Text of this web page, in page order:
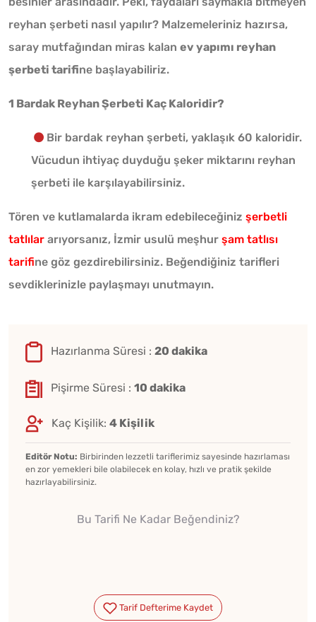
reyhan şerbeti nasıl yapılır? Malzemeleriniz hazırsa,
saray mutfağından miras kalan ev yapımı reyhan
şerbeti tarifine başlayabiliriz.
1 Bardak Reyhan Şerbeti Kaç Kaloridir?
Bir bardak reyhan şerbeti, yaklaşık 60 kaloridir.
Vücudun ihtiyaç duyduğu şeker miktarını reyhan
şerbeti ile karşılayabilirsiniz.
Tören ve kutlamalarda ikram edebileceğiniz şerbetli
tatlılar arıyorsanız, İzmir usulü meşhur şam tatlısı
tarifine göz gezdirebilirsiniz. Beğendiğiniz tarifleri
sevdiklerinizle paylaşmayı unutmayın.
Hazırlanma Süresi : 20 dakika
Pişirme Süresi : 10 dakika
Kaç Kişilik: 4 Kişilik
Editör Notu: Birbirinden lezzetli tariflerimiz sayesinde hazırlaması
en zor yemekleri bile olabilecek en kolay, hızlı ve pratik şekilde
hazırlayabilirsiniz.
Bu Tarifi Ne Kadar Beğendiniz?